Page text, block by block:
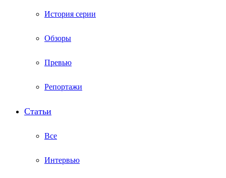
История серии
Обзоры
Превью
Репортажи
Статьи
Все
Интервью